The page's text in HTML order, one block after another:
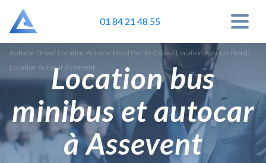
01 84 21 48 55
Autocar Drive/ Location Autocar Nord Pas de Calais/ Location Autocar Nord/
Location Autocar Assevent
Location bus
minibus et autocar
à Assevent